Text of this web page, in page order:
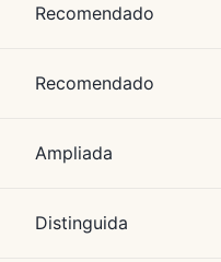
Recomendado
Recomendado
Ampliada
Distinguida